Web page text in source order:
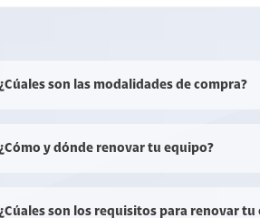
son las modalidades de compra?
y dónde renovar tu equipo?
son los requisitos para renovar tu